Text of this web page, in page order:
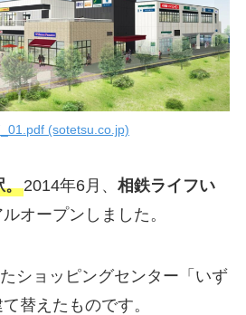
(sotetsu.co.jp)
。2014年6月、 相鉄ライフい
オープンしました。
ショッピングセンター「いず
替えたものです。